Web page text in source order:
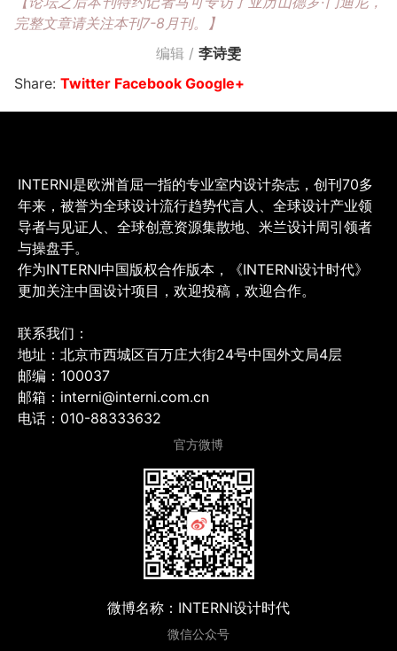
完整文章请关注本刊7-8月刊。】
编辑 / 李诗雯
Share: Twitter Facebook Google+
INTERNI是欧洲首屈一指的专业室内设计杂志，创刊70多
年来，被誉为全球设计流行趋势代言人、全球设计产业领
导者与见证人、全球创意资源集散地、米兰设计周引领者
与操盘手。
作为INTERNI中国版权合作版本，《INTERNI设计时代》
更加关注中国设计项目，欢迎投稿，欢迎合作。
联系我们：
地址：北京市西城区百万庄大街24号中国外文局4层
邮编：100037
邮箱：interni@interni.com.cn
电话：010-88333632
官方微博
微博名称：INTERNI设计时代
微信公众号